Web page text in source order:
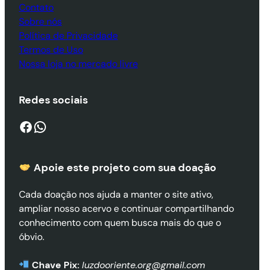
Contato
Sobre nós
Política de Privacidade
Termos de Uso
Nossa loja no mercado livre
Redes sociais
Facebook WhatsApp
Apoie este projeto com sua doação
Cada doação nos ajuda a manter o site ativo,
ampliar nosso acervo e continuar compartilhando
conhecimento com quem busca mais do que o
óbvio.
Chave Pix: luzdooriente.org@gmail.com